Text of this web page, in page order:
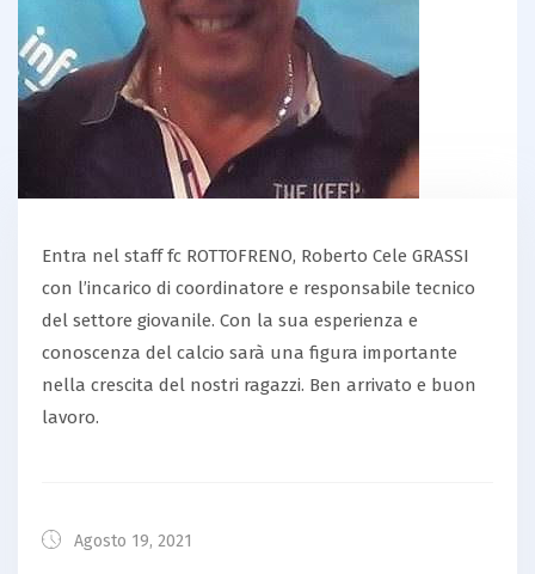
Entra nel staff fc ROTTOFRENO, Roberto Cele GRASSI
con l’incarico di coordinatore e responsabile tecnico
del settore giovanile. Con la sua esperienza e
conoscenza del calcio sarà una figura importante
nella crescita del nostri ragazzi. Ben arrivato e buon
lavoro.
Agosto 19, 2021